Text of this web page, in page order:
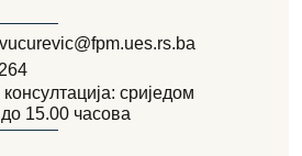
сриједом
15.00 часова